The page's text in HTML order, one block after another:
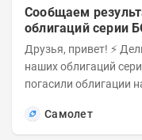
Сообщаем
облигаций серии
Друзья, привет! ⚡️ Делимся итогами оферты по выпуску
наших облигаций
погасили облигации
Самолет